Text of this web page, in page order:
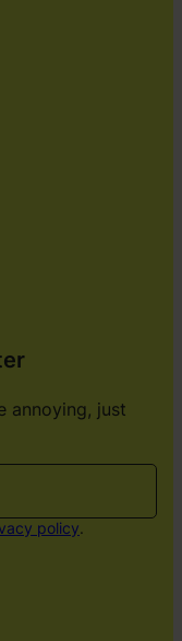
annoying, just
policy.